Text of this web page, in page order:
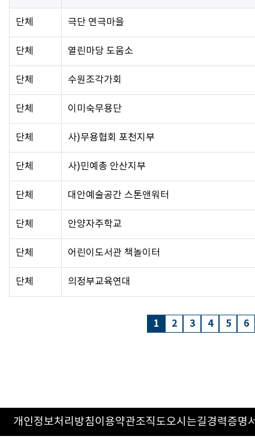
단체 극단 연극마을
단체 열린마당 도움소
단체 수원조각가회
단체 이미숙무용단
단체 사)무용협회 포천지부
단체 사)민예총 안산지부
단체 대안예술공간 스톤앤워터
단체 안양자주학교
단체 어린이도서관 책놀이터
단체 의정부교육연대
1 2 3 4 5 6
개인정보처리방침이용약관조직도오시는길경력증명서